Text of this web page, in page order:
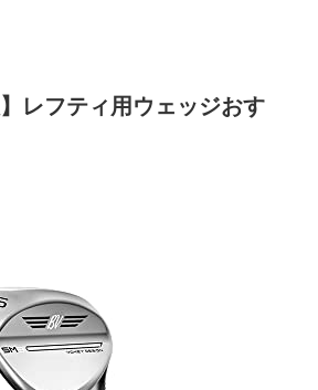
】レフティ用ウェッジおす